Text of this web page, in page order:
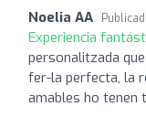
Noelia AA
Experiencia
personalitzada
fer-la perfecta, la
amables ho tenen